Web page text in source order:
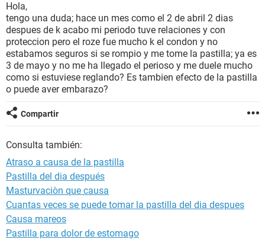
BIENESTAR
SEXUALIDAD
GLOSARIO
Hola,
tengo una duda; hace un mes como el 2 de abril 2 dias
despues de k acabo mi periodo tuve relaciones y con
proteccion pero el roze fue mucho k el condon y no
estabamos seguros si se rompio y me tome la pastilla; ya es
3 de mayo y no me ha llegado el perioso y me duele mucho
como si estuviese reglando? Es tambien efecto de la pastilla
o puede aver embarazo?
Compartir
Consulta también:
Atraso a causa de la pastilla
Pastilla del dia después
Masturvaciòn que causa
Cuantas veces se puede tomar la pastilla del dia despues
Causa mareos
Pastilla para dolor de estomago